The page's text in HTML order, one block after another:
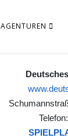
AGENTUREN